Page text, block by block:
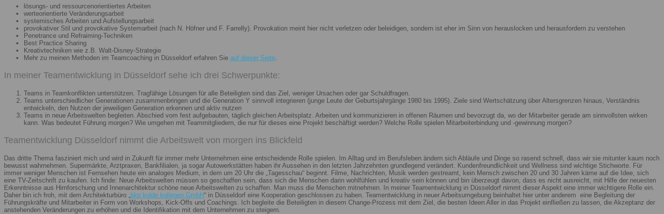
lösungs- und ressourcenorientiertes Arbeiten
werteorientierte Veränderungsarbeit
systemisches Arbeiten und Aufstellungsarbeit
provokativer Stil und provokative Systemarbeit (nach N. Höfner und F. Farrelly). Provokation meint hier nicht verletzen oder beleidigen, sondern ist eher im Sinn von herauslocken und herausfordern zu verstehen
Penetrance und Refraiming-Techniken
Best Practice Sharing
Kreativtechniken wie z.B. Walt-Disney-Strategie
Mehr zu meinen Methoden im Teamcoaching in Düsseldorf erfahren Sie auf dieser Seite.
In meiner Teamentwicklung in Düsseldorf sehe ich drei Schwerpunkte:
Teams in Teamkonflikten unterstützen. Tragfähige Lösungen für alle Beteiligten sind das Ziel, weniger Ursachen oder gar Schuldfragen.
Teams unterschiedlicher Generationen zusammenbringen und die Generation Y sinnvoll integrieren (junge Leute der Geburtsjahrgänge 1980 bis 1995). Ziele sind Wertschätzung über Altersgrenzen hinaus, Verständnis
entwickeln, den Nutzen der jeweiligen Generation erkennen und aktiv nutzen
Teams in neue Arbeitswelten begleiten. Abschied vom fest aufgebauten, täglich gleichen Arbeitsplatz. Arbeiten und kommunizieren in offenen Räumen und bevorzugt da, wo der Mitarbeiter gerade am sinnvollsten wirken
kann. Was bedeutet Führung morgen? Wie umgehen mit Teammitgliedern, die nur für dieses eine Projekt beschäftigt werden? Welche Rolle spielen Mitarbeiterbindung und -gewinnung morgen?
Teamentwicklung Düsseldorf nimmt die Arbeitswelt von morgen ins Blickfeld
Das dritte Thema fasziniert mich und wird in Zukunft für immer mehr Unternehmen eine entscheidende Rolle spielen. Im Alltag und im Berufsleben ändern sich Abläufe und Dinge so rasend schnell, dass wir sie mitunter kaum noch
bewusst wahrnehmen. Supermärkte, Arztpraxen, Bankfilialen, ja sogar Autowerkstätten haben ihr Aussehen in den letzten Jahrzehnten grundlegend verändert. Kundenfreundlichkeit und Wellness sind wichtige Stichworte. Für
immer weniger Menschen ist Fernsehen heute ein analoges Medium, in dem um 20 Uhr die „Tagesschau“ beginnt. Filme, Nachrichten, Musik werden gestreamt, kein Mensch zwischen 20 und 30 Jahren käme auf die Idee, sich
eine TV-Zeitschrift zu kaufen. Ich finde: Neue Arbeitswelten müssen so geschaffen sein, dass sich die Menschen darin wohlfühlen und kreativ sein können und bin überzeugt davon, dass es nicht ausreicht, mit Hilfe der neuesten
Erkenntnisse aus Hirnforschung und Innenarchitektur schöne neue Arbeitswelten zu schaffen. Man muss die Menschen mitnehmen. In meiner Teamentwicklung in Düsseldorf nimmt dieser Aspekt eine immer wichtigere Rolle ein.
Daher bin ich froh, mit dem Architekturbüro „bkp kolde kollegen GmbH“ in Düsseldorf eine Kooperation geschlossen zu haben. Teamentwicklung in neuer Arbeitsumgebung beinhaltet hier unter anderem eine Begleitung der
Führungskräfte und Mitarbeiter in Form von Workshops, Kick-Offs und Coachings. Ich begleite die Beteiligten in diesem Change-Prozess mit dem Ziel, die besten Ideen Aller in das Projekt einfließen zu lassen, die Akzeptanz der
anstehenden Veränderungen zu erhöhen und die Identifikation mit dem Unternehmen zu steigern.